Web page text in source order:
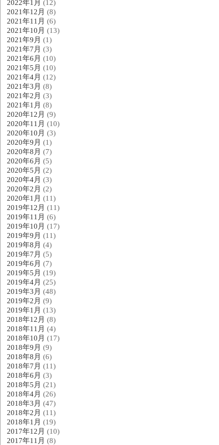
2022年1月 (12)
2021年12月 (8)
2021年11月 (6)
2021年10月 (13)
2021年9月 (1)
2021年7月 (3)
2021年6月 (10)
2021年5月 (10)
2021年4月 (12)
2021年3月 (8)
2021年2月 (3)
2021年1月 (8)
2020年12月 (9)
2020年11月 (10)
2020年10月 (3)
2020年9月 (1)
2020年8月 (7)
2020年6月 (5)
2020年5月 (2)
2020年4月 (3)
2020年2月 (2)
2020年1月 (11)
2019年12月 (11)
2019年11月 (6)
2019年10月 (17)
2019年9月 (11)
2019年8月 (4)
2019年7月 (5)
2019年6月 (7)
2019年5月 (19)
2019年4月 (25)
2019年3月 (48)
2019年2月 (9)
2019年1月 (13)
2018年12月 (8)
2018年11月 (4)
2018年10月 (17)
2018年9月 (9)
2018年8月 (6)
2018年7月 (11)
2018年6月 (3)
2018年5月 (21)
2018年4月 (26)
2018年3月 (47)
2018年2月 (11)
2018年1月 (19)
2017年12月 (10)
2017年11月 (8)